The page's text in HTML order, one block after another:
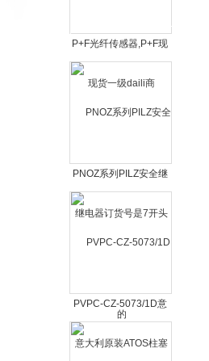
P+F光纤传感器,P+F现
货一级daili商
PNOZ系列PILZ安全继
电器订货号是7开头的
PVPC-CZ-5073/1D意
大利原装ATOS柱塞泵
厂家一手拿货包邮